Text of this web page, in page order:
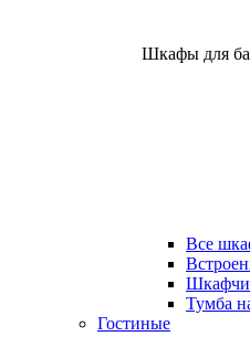
Шкафы для
Все
Тумба
Гостиные